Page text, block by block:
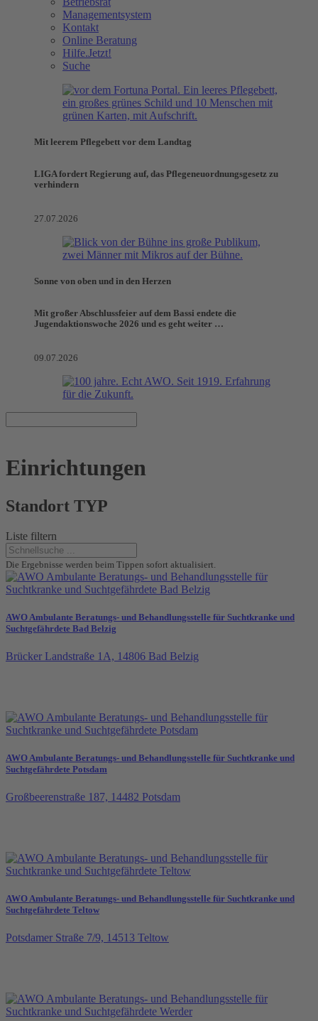
Managementsystem
Kontakt
Online Beratung
Hilfe.Jetzt!
Suche
Mit leerem Pflegebett vor dem Landtag
LIGA fordert Regierung auf, das Pflegeneuordnungsgesetz zu
verhindern
27.07.2026
Sonne von oben und in den Herzen
Mit großer Abschlussfeier auf dem Bassi endete die
Jugendaktionswoche 2026 und es geht weiter …
09.07.2026
Einrichtungen
Standort TYP
Liste filtern
Die Ergebnisse werden beim Tippen sofort aktualisiert.
AWO Ambulante Beratungs- und Behandlungsstelle für Suchtkranke und
Suchtgefährdete Bad Belzig
Brücker Landstraße 1A, 14806 Bad Belzig
AWO Ambulante Beratungs- und Behandlungsstelle für Suchtkranke und
Suchtgefährdete Potsdam
Großbeerenstraße 187, 14482 Potsdam
AWO Ambulante Beratungs- und Behandlungsstelle für Suchtkranke und
Suchtgefährdete Teltow
Potsdamer Straße 7/9, 14513 Teltow